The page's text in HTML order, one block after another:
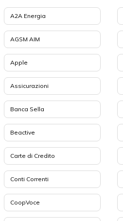
A2A Energia
AGSM AIM
Apple
Assicurazioni
Banca Sella
Beactive
Carte di Credito
Conti Correnti
CoopVoce